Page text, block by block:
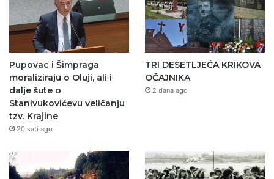
Pupovac i Šimpraga
moraliziraju o Oluji, ali i
dalje šute o
Stanivukovićevu veličanju
tzv. Krajine
20 sati ago
TRI DESETLJEĆA KRIKOVA
OČAJNIKA
2 dana ago